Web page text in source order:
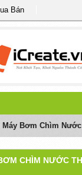
Bán
Bơm Chìm
CHÌM NƯỚC